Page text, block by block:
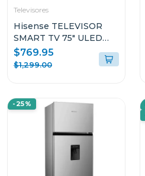
Televisores
Hisense TELEVISOR
SMART TV 75" ULED
MINILED 4K UHD
GOOGLE TV U7ESG
$769.95
$1,299.00
-25%